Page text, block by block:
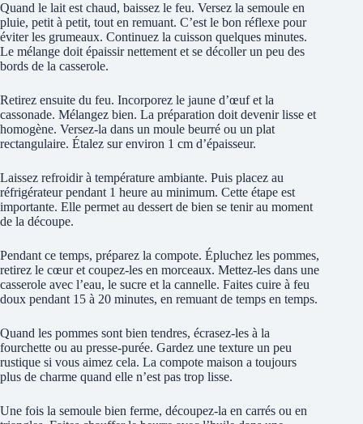
Quand le lait est chaud, baissez le feu. Versez la semoule en
pluie, petit à petit, tout en remuant. C’est le bon réflexe pour
éviter les grumeaux. Continuez la cuisson quelques minutes.
Le mélange doit épaissir nettement et se décoller un peu des
bords de la casserole.
Retirez ensuite du feu. Incorporez le jaune d’œuf et la
cassonade. Mélangez bien. La préparation doit devenir lisse et
homogène. Versez-la dans un moule beurré ou un plat
rectangulaire. Étalez sur environ 1 cm d’épaisseur.
Laissez refroidir à température ambiante. Puis placez au
réfrigérateur pendant 1 heure au minimum. Cette étape est
importante. Elle permet au dessert de bien se tenir au moment
de la découpe.
Pendant ce temps, préparez la compote. Épluchez les pommes,
retirez le cœur et coupez-les en morceaux. Mettez-les dans une
casserole avec l’eau, le sucre et la cannelle. Faites cuire à feu
doux pendant 15 à 20 minutes, en remuant de temps en temps.
Quand les pommes sont bien tendres, écrasez-les à la
fourchette ou au presse-purée. Gardez une texture un peu
rustique si vous aimez cela. La compote maison a toujours
plus de charme quand elle n’est pas trop lisse.
Une fois la semoule bien ferme, découpez-la en carrés ou en